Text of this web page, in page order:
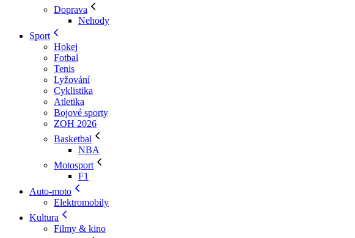
Doprava
Nehody
Sport
Hokej
Fotbal
Tenis
Lyžování
Cyklistika
Atletika
Bojové sporty
ZOH 2026
Basketbal
NBA
Motosport
F1
Auto-moto
Elektromobily
Kultura
Filmy & kino